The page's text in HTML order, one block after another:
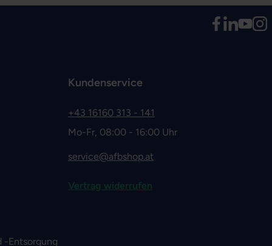
-Entsorgung
Kundenservice
+43 16160 313 - 141
Mo-Fr, 08:00 - 16:00 Uhr
service@afbshop.at
Vertrag widerrufen